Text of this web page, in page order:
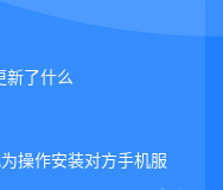
新了什么
操作安装对方手机服